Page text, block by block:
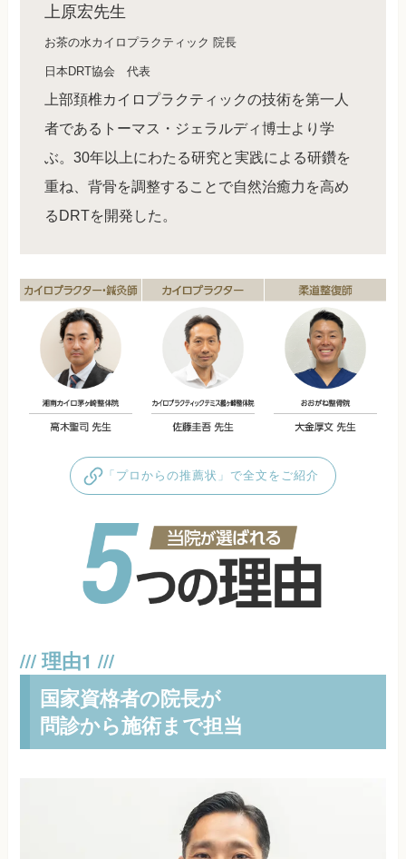
上原宏先生
お茶の水カイロプラクティック 院長
日本DRT協会 代表
上部頚椎カイロプラクティックの技術を第一人
者であるトーマス・ジェラルディ博士より学
ぶ。30年以上にわたる研究と実践による研鑽を
重ね、背骨を調整することで自然治癒力を高め
るDRTを開発した。
「プロからの推薦状」で全文をご紹介
国家資格者の院長が
問診から施術まで担当